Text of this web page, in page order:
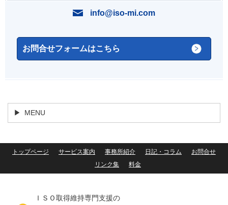
info@iso-mi.com
お問合せフォームはこちら
MENU
トップページ サービス案内 事務所紹介 日記・コラム
お問合せ
リンク集
料金
ＩＳＯ取得維持専門支援の